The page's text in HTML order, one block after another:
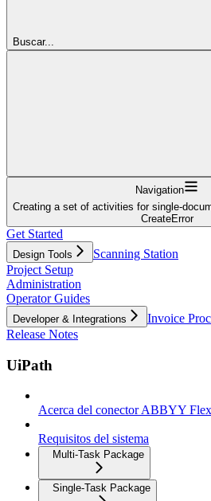
Buscar...
Navigation
Creating a set of activities for single-
CreateError
Get Started
Design Tools
Scanning Station
Project Setup
Administration
Operator Guides
Developer & Integrations
Invoice
Release Notes
UiPath
Acerca del conector ABBYY
Requisitos del sistema
Multi-Task Package
Single-Task Package